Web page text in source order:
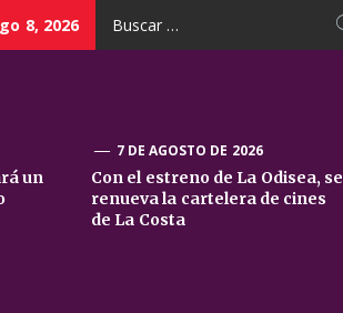
8, 2026
un
7 DE AGOSTO DE 2026
Con el estreno de La Odisea, se
renueva la cartelera de cines
de La Costa